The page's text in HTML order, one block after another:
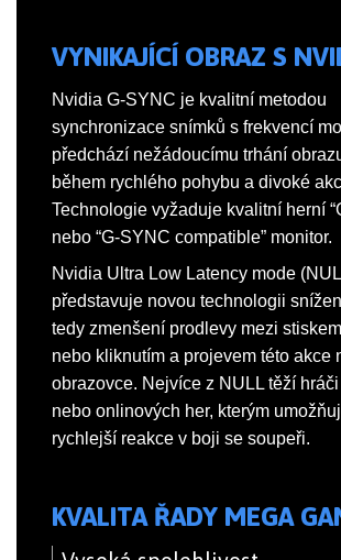
VYNIKAJÍCÍ OBRAZ S
Nvidia G-SYNC je kvalitní metodou
synchronizace snímků s frekvencí
předchází nežádoucímu trhání
během rychlého pohybu a divoké
Technologie vyžaduje kvalitní herní
nebo “G-SYNC compatible” monitor.
Nvidia Ultra Low Latency mode
představuje novou technologii
tedy zmenšení prodlevy mezi
nebo kliknutím a projevem této akce
obrazovce. Nejvíce z NULL těží
nebo onlinových her, kterým
rychlejší reakce v boji se soupeři.
KVALITA ŘADY MEGA